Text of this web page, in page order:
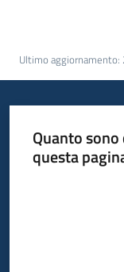
Leggi
atti
Piani
Ultimo aggiornamento:
Quanto
questa